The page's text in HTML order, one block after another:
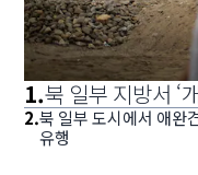
1.북 일부 지방서 ‘
2.북 일부 도시에서 애완
유행